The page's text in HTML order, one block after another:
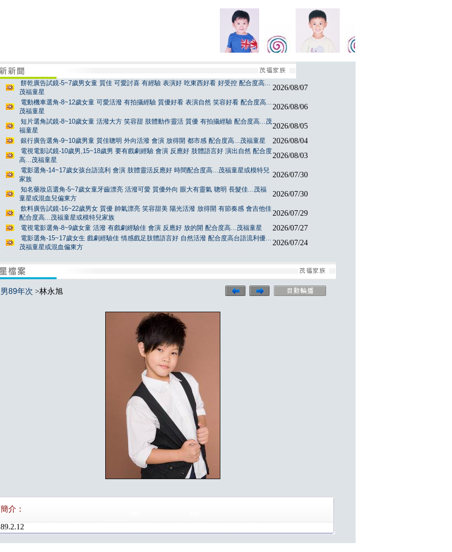
餅乾廣告試鏡-5~7歲男女童 質佳 可愛討喜 有經驗 表演好 吃東西好看 好受控 配合度高...
茂福童星
2026/08/07
電動機車選角-8~12歲女童 可愛活潑 有拍攝經驗 質優好看 表演自然 笑容好看 配合度高...
茂福童星
2026/08/06
短片選角試鏡-8~10歲女童 活潑大方 笑容甜 肢體動作靈活 質優 有拍攝經驗 配合度高...茂
福童星
2026/08/05
銀行廣告選角-9~10歲男童 質佳聰明 外向活潑 會演 放得開 都市感 配合度高...茂福童星 2026/08/04
電視電影試鏡-10歲男,15~18歲男 要有戲劇經驗 會演 反應好 肢體語言好 演出自然 配合度
高...茂福童星
2026/08/03
電影選角-14~17歲女孩台語流利 會演 肢體靈活反應好 時間配合度高...茂福童星或模特兒
家族
2026/07/30
知名藥妝店選角-5~7歲女童牙齒漂亮 活潑可愛 質優外向 眼大有靈氣 聰明 長髮佳...茂福
童星或混血兒偏東方
2026/07/30
飲料廣告試鏡-16~22歲男女 質優 帥氣漂亮 笑容甜美 陽光活潑 放得開 有節奏感 會吉他佳
配合度高...茂福童星或模特兒家族
2026/07/29
電視電影選角-8~9歲女童 活潑 有戲劇經驗佳 會演 反應好 放的開 配合度高...茂福童星 2026/07/27
電影選角-15~17歲女生 戲劇經驗佳 情感戲足肢體語言好 自然活潑 配合度高台語流利優...
茂福童星或混血偏東方
2026/07/24
男89年次 >林永旭
簡介：
89.2.12